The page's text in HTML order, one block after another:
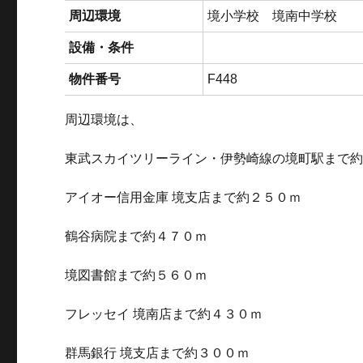
周辺環境 境小学校 境南中学校
設備・条件
物件番号 F448
周辺環境は、
東武スカイツリーライン・伊勢崎線の境町駅まで
アイオー信用金庫 境支店まで約２５０ｍ
鶴谷病院まで約４７０ｍ
境図書館まで約５６０ｍ
フレッセイ 境南店まで約４３０ｍ
群馬銀行 境支店まで約３００ｍ